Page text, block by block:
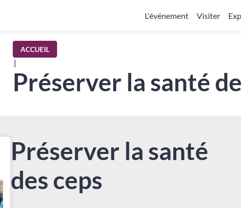
L'événement Visiter
ACCUEIL
|
Préserver la santé
Préserver la santé
des ceps